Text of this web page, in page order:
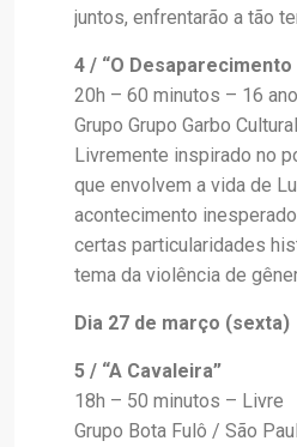
juntos, enfrentarão a tão
4 / “O Desaparecimento
20h – 60 minutos – 16
Grupo Grupo Garbo
Livremente inspirado no
que envolvem a vida de
acontecimento
certas particularidades
tema da violência de
Dia 27 de março (sexta)
5 / “A Cavaleira”
18h – 50 minutos – Livre
Grupo Bota Fulô / São